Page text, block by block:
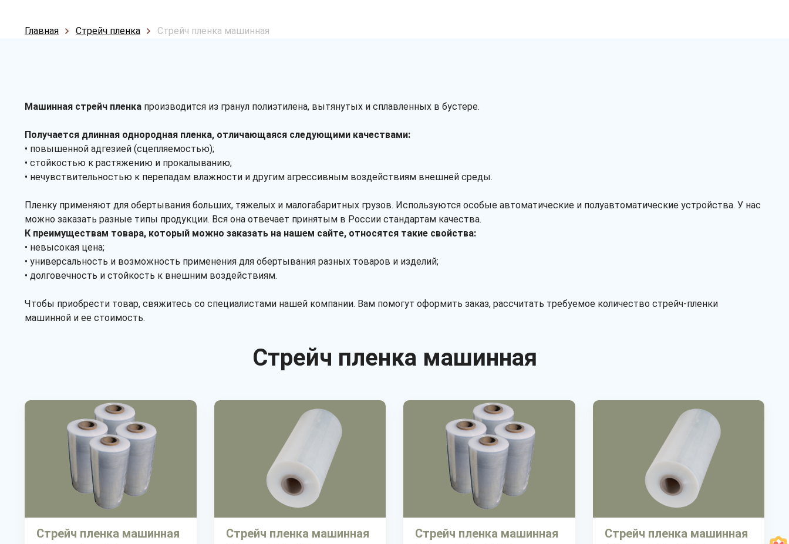
первичное вторичное
Главная Стрейч пленка Стрейч пленка машинная
Машинная стрейч пленка производится из гранул полиэтилена, вытянутых и сплавленных в бустере.
Получается длинная однородная пленка, отличающаяся следующими качествами:
• повышенной адгезией (сцепляемостью);
• стойкостью к растяжению и прокалыванию;
• нечувствительностью к перепадам влажности и другим агрессивным воздействиям внешней среды.
Пленку применяют для обертывания больших, тяжелых и малогабаритных грузов. Используются особые автоматические и полуавтоматические устройства. У нас
можно заказать разные типы продукции. Вся она отвечает принятым в России стандартам качества.
К преимуществам товара, который можно заказать на нашем сайте, относятся такие свойства:
• невысокая цена;
• универсальность и возможность применения для обертывания разных товаров и изделий;
• долговечность и стойкость к внешним воздействиям.
Чтобы приобрести товар, свяжитесь со специалистами нашей компании. Вам помогут оформить заказ, рассчитать требуемое количество стрейч-пленки
машинной и ее стоимость.
Стрейч пленка машинная
Стрейч пленка машинная
Стрейч пленка машинная
Стрейч пленка машинная
Стрейч пленка машинная